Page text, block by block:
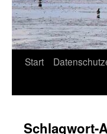
Start
Schlagwort-